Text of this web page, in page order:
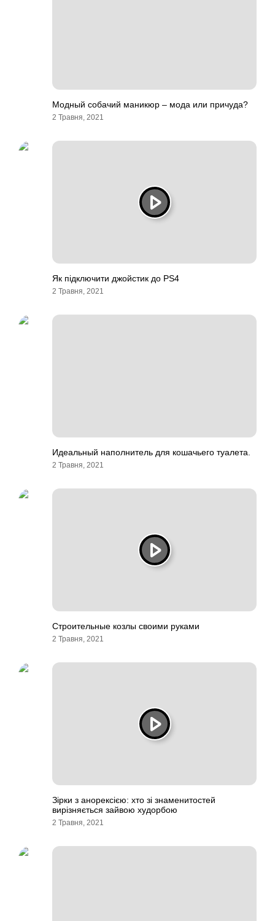
Модный собачий маникюр – мода или причуда?
2 Травня, 2021
Як підключити джойстик до PS4
2 Травня, 2021
Идеальный наполнитель для кошачьего туалета.
2 Травня, 2021
Строительные козлы своими руками
2 Травня, 2021
Зірки з анорексією: хто зі знаменитостей
вирізняється зайвою худорбою
2 Травня, 2021